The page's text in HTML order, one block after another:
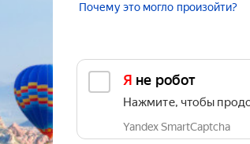
Почему это могло произойти?
Я не робот
Нажмите, чтобы
Yandex SmartCaptcha